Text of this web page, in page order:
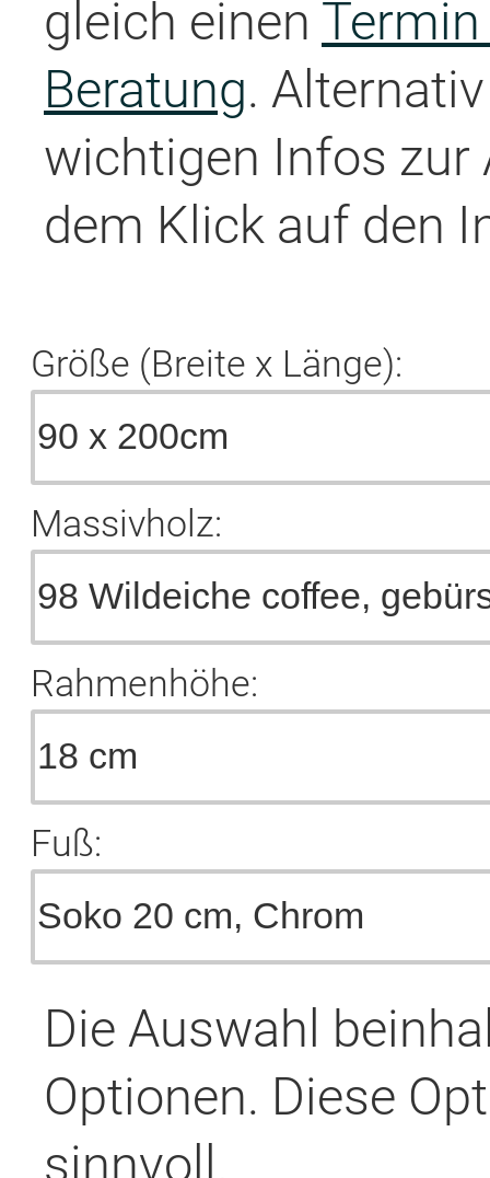
gleich einen
Beratung.
wichtigen Infos zur
dem Klick auf den
Größe (Breite x Länge):
Massivholz:
Rahmenhöhe:
Fuß:
Die Auswahl
Optionen. Diese
sinnvoll.